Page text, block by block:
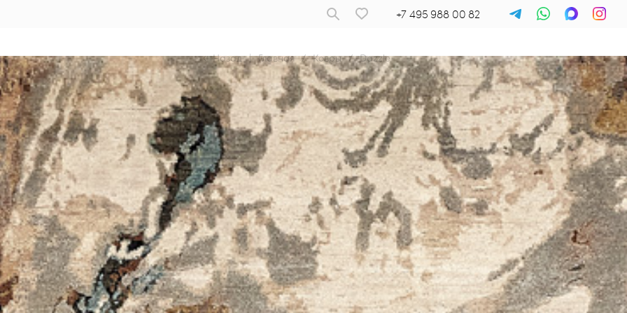
+7 495 988 00 82
Назад | Главная / Ковры / Dazzle